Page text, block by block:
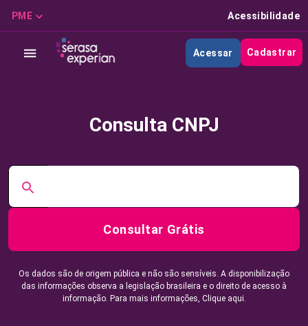
PME Acessibilidade
Acessar Cadastrar
Consulta CNPJ
Consultar Grátis
Os dados são de origem pública e não são sensíveis. A disponibilização
das informações observa a legislação brasileira e o direito de acesso à
informação. Para mais informações, Clique aqui.